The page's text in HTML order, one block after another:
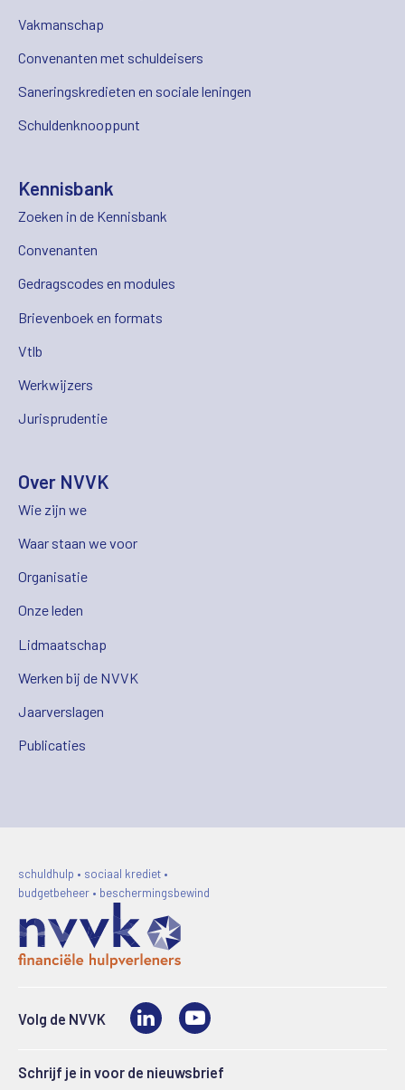
Vakmanschap
Convenanten met schuldeisers
Saneringskredieten en sociale leningen
Schuldenknooppunt
Kennisbank
Zoeken in de Kennisbank
Convenanten
Gedragscodes en modules
Brievenboek en formats
Vtlb
Werkwijzers
Jurisprudentie
Over NVVK
Wie zijn we
Waar staan we voor
Organisatie
Onze leden
Lidmaatschap
Werken bij de NVVK
Jaarverslagen
Publicaties
schuldhulp • sociaal krediet •
budgetbeheer • beschermingsbewind
Volg de NVVK LinkedIn
Schrijf je in voor de nieuwsbrief